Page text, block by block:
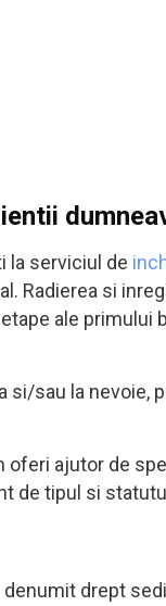
la serviciul de
Radierea si
ale primului
si/sau la nevoie,
ajutor de
de tipul si
drept